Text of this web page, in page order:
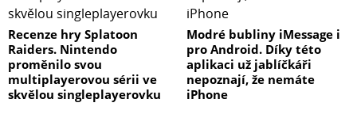
Recenze hry Splatoon
Raiders. Nintendo
proměnilo svou
multiplayerovou sérii ve
skvělou singleplayerovku
Modré bubliny iMessage i
pro Android. Díky této
aplikaci už jablíčkáři
nepoznají, že nemáte
iPhone